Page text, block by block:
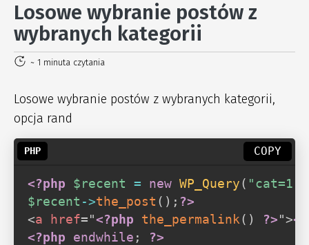
Losowe wybranie postów z
wybranych kategorii
~ 1 minuta czytania
Losowe wybranie postów z wybranych kategorii,
opcja rand
COPY
<?php $recent = new WP_Query (
$recent ->the_post ( ) ; ?>
<a href= "<?php the_permalink ( ) ?> ">
<?php
endwhile ; ?>